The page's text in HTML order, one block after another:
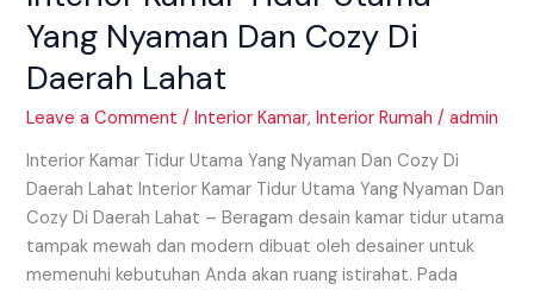
Yang Nyaman Dan Cozy Di
Daerah Lahat
Leave a Comment /Interior Kamar,Interior Rumah /admin
Interior Kamar Tidur Utama Yang Nyaman Dan Cozy Di
Daerah Lahat Interior Kamar Tidur Utama Yang Nyaman Dan
Cozy Di Daerah Lahat – Beragam desain kamar tidur utama
tampak mewah dan modern dibuat oleh desainer untuk
memenuhi kebutuhan Anda akan ruang istirahat. Pada